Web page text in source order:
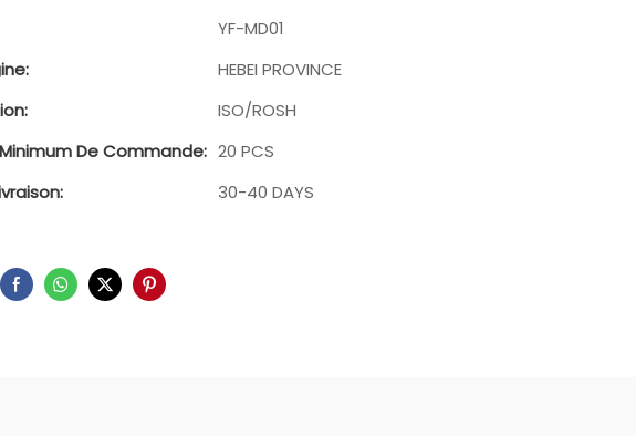
YF-MD01
HEBEI PROVINCE
ISO/ROSH
De Commande: 20 PCS
30-40 DAYS